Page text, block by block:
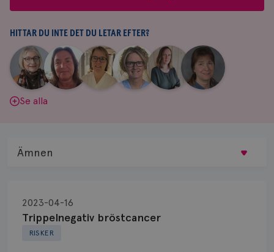
&
svar
HITTAR DU INTE DET DU LETAR EFTER?
Aina
Johnsson
|
Anne
Andersson
Fredrika
Killander
|
Jeanette
Bäcklund
|
Maria
Edegran
|
Yvette
Andersson
Se alla
RISKER
Trippelnegativ bröstcancer
2023-04-16
Ämnen
Biopsi
Biverkningar